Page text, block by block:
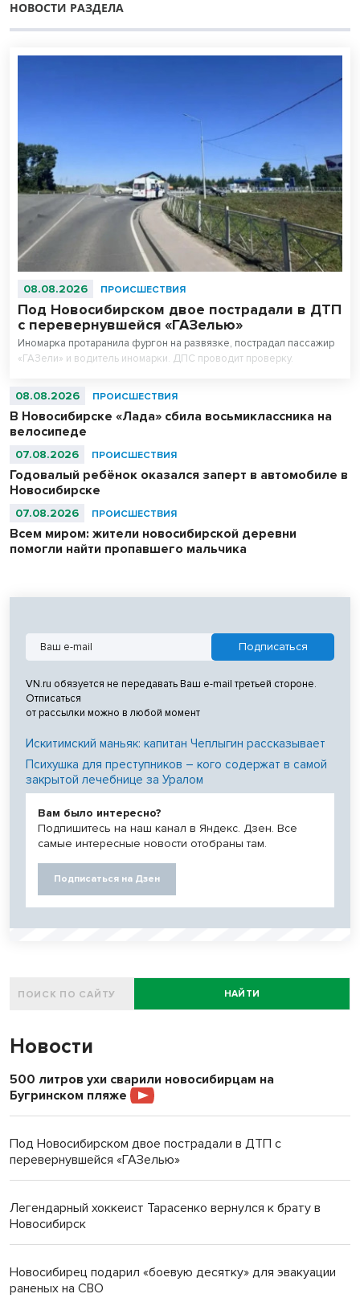
НОВОСТИ РАЗДЕЛА
08.08.2026 ПРОИСШЕСТВИЯ
Под Новосибирском двое пострадали в ДТП
с перевернувшейся «ГАЗелью»
Иномарка протаранила фургон на развязке, пострадал пассажир
«ГАЗели» и водитель иномарки. ДПС проводит проверку.
08.08.2026 ПРОИСШЕСТВИЯ
В Новосибирске «Лада» сбила восьмиклассника на
велосипеде
07.08.2026 ПРОИСШЕСТВИЯ
Годовалый ребёнок оказался заперт в автомобиле в
Новосибирске
07.08.2026 ПРОИСШЕСТВИЯ
Всем миром: жители новосибирской деревни
помогли найти пропавшего мальчика
VN.ru обязуется не передавать Ваш e-mail третьей стороне.
Отписаться
от рассылки можно в любой момент
Искитимский маньяк: капитан Чеплыгин рассказывает
Психушка для преступников – кого содержат в самой
закрытой лечебнице за Уралом
Вам было интересно?
Подпишитесь на наш канал в Яндекс. Дзен. Все
самые интересные новости отобраны там.
Подписаться на Дзен
НАЙТИ
Новости
500 литров ухи сварили новосибирцам на
Бугринском пляже
Под Новосибирском двое пострадали в ДТП с
перевернувшейся «ГАЗелью»
Легендарный хоккеист Тарасенко вернулся к брату в
Новосибирск
Новосибирец подарил «боевую десятку» для эвакуации
раненых на СВО